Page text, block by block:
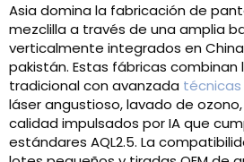
Asia domina la fabricación de
mezclilla a través de una amplia
verticalmente integrados en
pakistán. Estas fábricas combinan
tradicional con avanzada
láser angustioso, lavado de
calidad impulsados ​​por IA que
estándares AQL2.5. La